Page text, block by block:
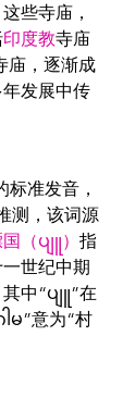
些寺庙，
印度教寺庙
庙，逐渐成
发展中传
标准发音，
测，该词源
（ပျူ） 指
世纪中期
中“ပျူ”在
မ”意为“村